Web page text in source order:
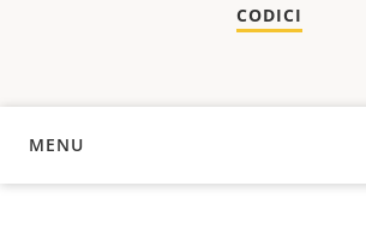
CODICI
MENU
PANORAMICA